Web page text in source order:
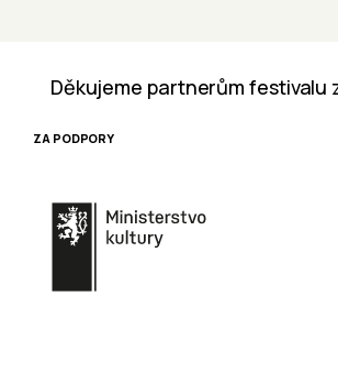
Děkujeme partnerům festivalu
ZA PODPORY